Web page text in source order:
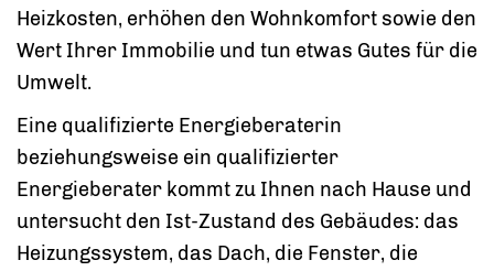
Heizkosten, erhöhen den Wohnkomfort sowie den
Wert Ihrer Immobilie und tun etwas Gutes für die
Umwelt.
Eine qualifizierte Energieberaterin
beziehungsweise ein qualifizierter
Energieberater kommt zu Ihnen nach Hause und
untersucht den Ist-Zustand des Gebäudes: das
Heizungssystem, das Dach, die Fenster, die